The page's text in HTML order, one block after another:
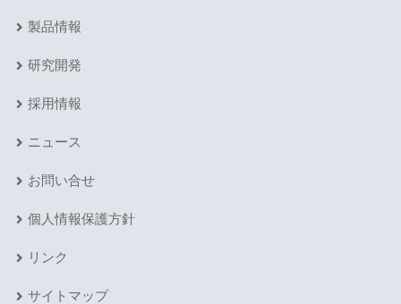
製品情報
研究開発
採用情報
ニュース
お問い合せ
個人情報保護方針
リンク
サイトマップ